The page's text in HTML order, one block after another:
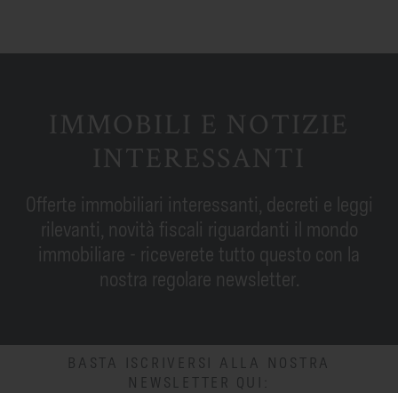
IMMOBILI E NOTIZIE
INTERESSANTI
Offerte immobiliari interessanti, decreti e leggi
rilevanti, novità fiscali riguardanti il mondo
immobiliare - riceverete tutto questo con la
nostra regolare newsletter.
BASTA ISCRIVERSI ALLA NOSTRA
NEWSLETTER QUI: